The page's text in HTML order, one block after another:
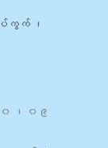
ကွက် ၊
၊ ၀၉